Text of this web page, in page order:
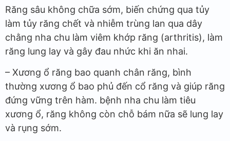
Răng sâu không chữa sớm, biến chứng qua tủy
làm tủy răng chết và nhiễm trùng lan qua dây
chằng nha chu làm viêm khớp răng (arthritis), làm
răng lung lay và gây đau nhức khi ăn nhai.
– Xương ổ răng bao quanh chân răng, bình
thường xương ổ bao phủ đến cổ răng và giúp răng
đứng vững trên hàm. bệnh nha chu làm tiêu
xương ổ, răng không còn chỗ bám nữa sẽ lung lay
và rụng sớm.